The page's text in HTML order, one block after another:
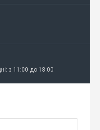
з 11:00 до 18:00